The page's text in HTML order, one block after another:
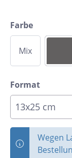
Farbe
Mix
Format
Wegen